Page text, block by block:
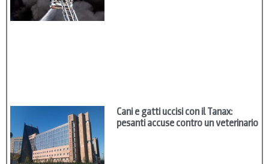
Cani e gatti uccisi con il Tanax:
pesanti accuse contro un veterinario